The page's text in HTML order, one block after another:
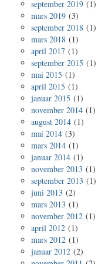
september 2019 (1)
mars 2019 (3)
september 2018 (1)
mars 2018 (1)
april 2017 (1)
september 2015 (1)
mai 2015 (1)
april 2015 (1)
januar 2015 (1)
november 2014 (1)
august 2014 (1)
mai 2014 (3)
mars 2014 (1)
januar 2014 (1)
november 2013 (1)
september 2013 (1)
juni 2013 (2)
mars 2013 (1)
november 2012 (1)
april 2012 (1)
mars 2012 (1)
januar 2012 (2)